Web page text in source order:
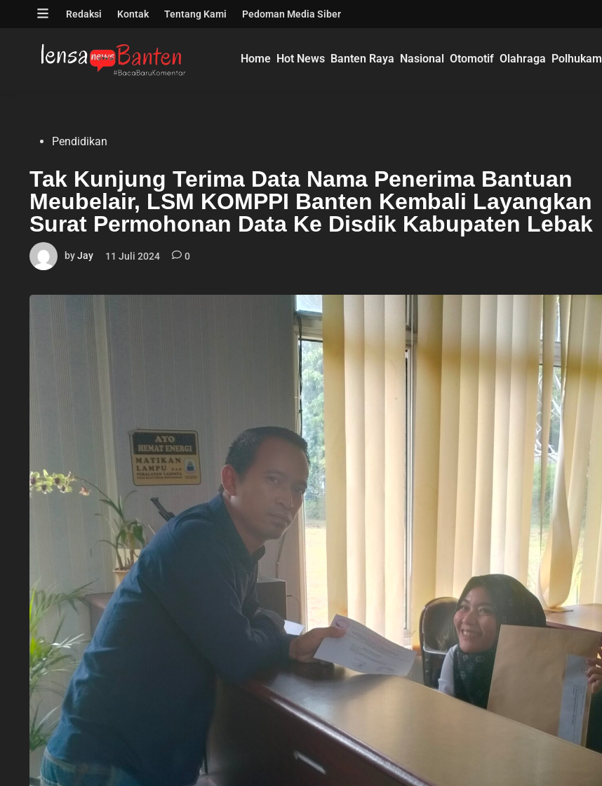
Open
Redaksi Kontak Tentang Kami Pedoman Media Siber
Home Hot News Banten Raya Nasional Otomotif Olahraga Polhukam
PostedPendidikan
Tak Kunjung Terima Data Nama Penerima Bantuan
Meubelair, LSM KOMPPI Banten Kembali Layangkan
Surat Permohonan Data Ke Disdik Kabupaten Lebak
byJay 11 Juli 2024 0